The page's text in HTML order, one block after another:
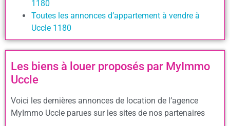
1180
Toutes les annonces d’appartement à vendre à
Uccle 1180
Les biens à louer proposés par MyImmo
Uccle
Voici les dernières annonces de location de l’agence
MyImmo Uccle parues sur les sites de nos partenaires